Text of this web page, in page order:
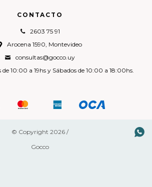
CONTACTO
2603 75 91
Arocena 1590, Montevideo
consultas@gocco.uy
de 10:00 a 19hs y Sábados de 10:00 a 18:00hs.
© Copyright 2026 /
Gocco
